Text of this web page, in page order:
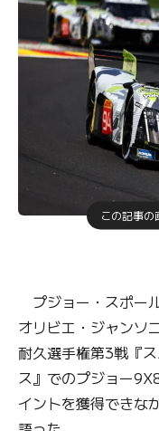
この記事の
プジョー・スポー
オリビエ・ジャンソ
耐久選手権第3戦『
ス』でのプジョー
イントを獲得できな